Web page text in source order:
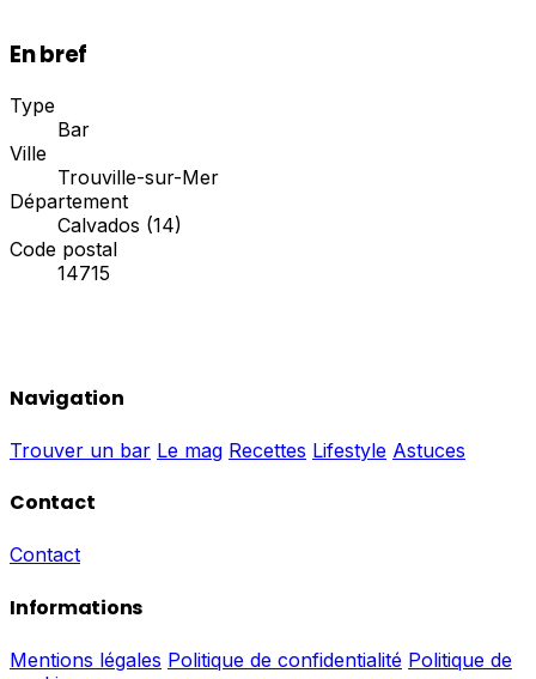
En bref
Type
Bar
Ville
Trouville-sur-Mer
Département
Calvados (14)
Code postal
14715
Navigation
Trouver un bar Le mag Recettes Lifestyle Astuces
Contact
Contact
Informations
Mentions légales Politique de confidentialité Politique de